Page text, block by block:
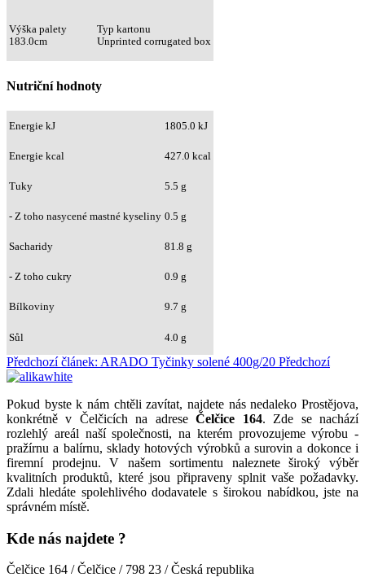
Výška palety
183.0cm
Typ kartonu
Unprinted corrugated box
Nutriční hodnoty
Energie kJ 1805.0 kJ
Energie kcal 427.0 kcal
Tuky 5.5 g
- Z toho nasycené mastné kyseliny 0.5 g
Sacharidy 81.8 g
- Z toho cukry 0.9 g
Bílkoviny 9.7 g
Sůl 4.0 g
Předchozí článek: ARADO Tyčinky solené 400g/20 Předchozí
Pokud byste k nám chtěli zavítat, najdete nás nedaleko Prostějova,
konkrétně v Čelčicích na adreseČelčice 164. Zde se nachází
rozlehlý areál naší společnosti, na kterém provozujeme výrobu -
pražírnu a balírnu, sklady hotových výrobků a surovin a dokonce i
firemní prodejnu. V našem sortimentu naleznete široký výběr
kvalitních produktů, které jsou připraveny splnit vaše požadavky.
Zdali hledáte spolehlivého dodavatele s širokou nabídkou, jste na
správném místě.
Kde nás najdete ?
Čelčice 164 / Čelčice / 798 23 / Česká republika